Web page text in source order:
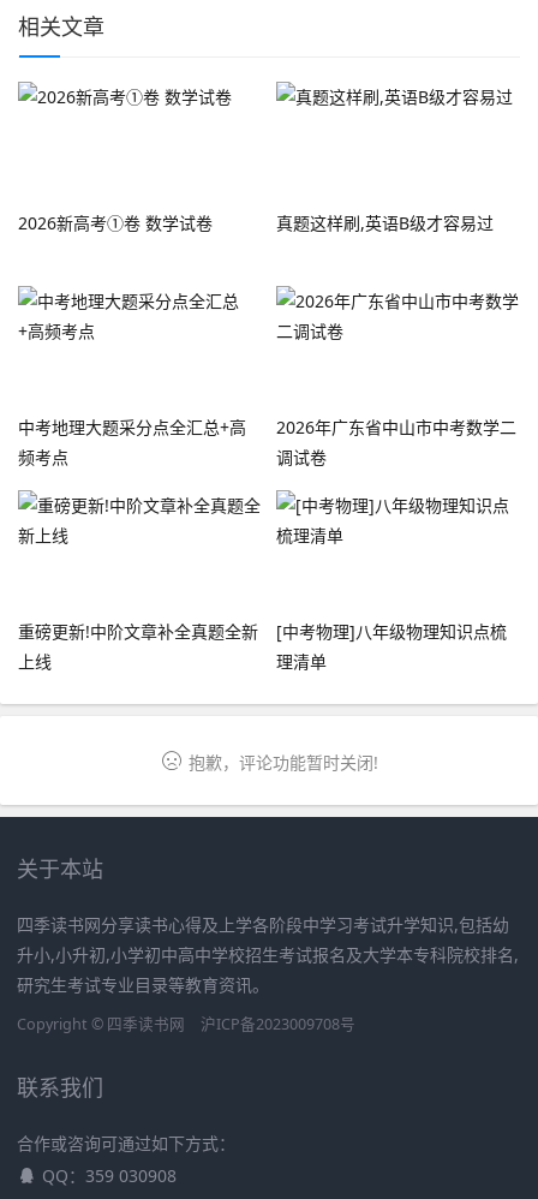
相关文章
2026新高考①卷 数学试卷 真题这样刷,英语B级才容易过
中考地理大题采分点全汇总+高
频考点
2026年广东省中山市中考数学二
调试卷
重磅更新!中阶文章补全真题全新
上线
[中考物理]八年级物理知识点梳
理清单
抱歉，评论功能暂时关闭!
关于本站
四季读书网分享读书心得及上学各阶段中学习考试升学知识,包括幼
升小,小升初,小学初中高中学校招生考试报名及大学本专科院校排名,
研究生考试专业目录等教育资讯。
Copyright © 四季读书网 沪ICP备2023009708号
联系我们
合作或咨询可通过如下方式：
QQ：359 030908